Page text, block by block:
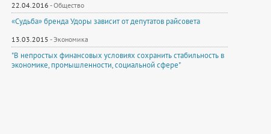
22.04.2016 -Общество
«Судьба» бренда Удоры зависит от депутатов райсовета
13.03.2015 -Экономика
"В непростых финансовых условиях сохранить стабильность в
экономике, промышленности, социальной сфере"